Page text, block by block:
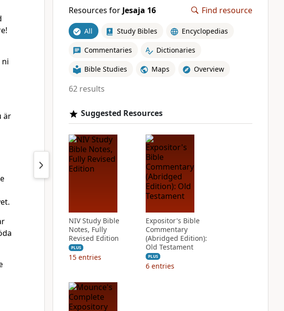
är
Resources for Jesaja 16 Find resource
All Study Bibles Encyclopedias
Commentaries Dictionaries
Bible Studies Maps Overview
62 results
Suggested Resources
NIV Study Bible
Notes, Fully
Revised Edition
PLUS
15 entries
Expositor's Bible
Commentary
(Abridged Edition):
Old Testament
PLUS
6 entries